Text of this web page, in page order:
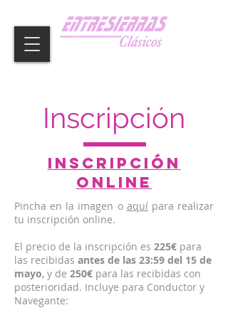
Inscripción
Inscripción
online
Pincha en la imagen o aquípara realizar
tu inscripción online.
El precio de la inscripción es 225€ para
las recibidas antes de las 23:59 del 15 de
mayo, y de 250€ para las recibidas con
posterioridad. Incluye para Conductor y
Navegante: